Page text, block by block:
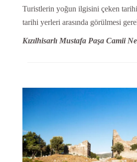
Turistlerin yoğun ilgisini çeken
tarihi yerleri arasında görülmesi
Kızılhisarlı Mustafa Paşa Camii